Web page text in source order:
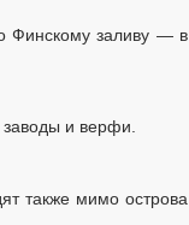
Финскому заливу — в
и верфи.
также мимо острова